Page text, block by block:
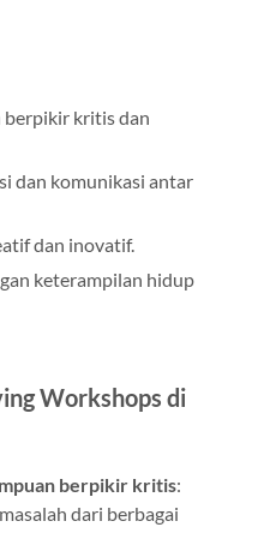
kritis dan
dan komunikasi antar
dan inovatif.
keterampilan hidup
Workshops di
berpikir kritis:
dari berbagai